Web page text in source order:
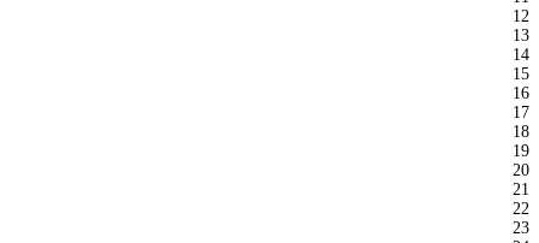
12
13
14
15
16
17
18
19
20
21
22
23